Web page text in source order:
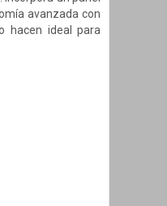
avanzada con
hacen ideal para